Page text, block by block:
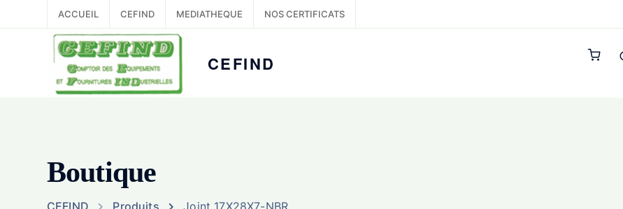
ACCUEIL CEFIND MEDIATHEQUE NOS CERTIFICATS
CEFIND
Boutique
CEFIND Produits Joint 17X28X7-NBR